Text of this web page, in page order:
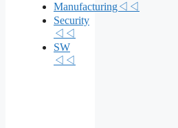
Manufacturing◁◁
Security
◁◁
SW
◁◁